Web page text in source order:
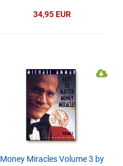
34,95 EUR
Money Miracles Volume 3 by